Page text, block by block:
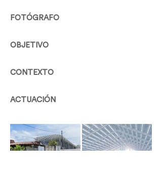
FOTÓGRAFO
OBJETIVO
CONTEXTO
ACTUACIÓN